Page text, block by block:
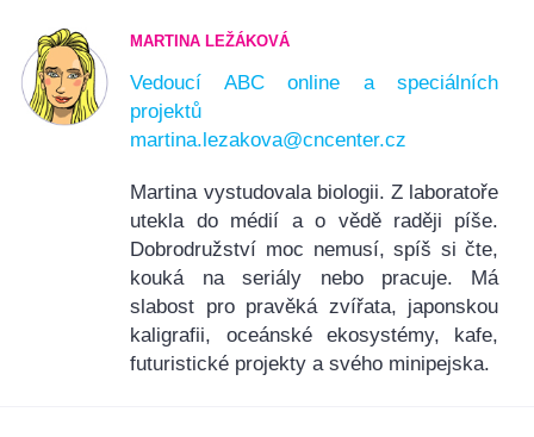
MARTINA LEŽÁKOVÁ
Vedoucí ABC online a speciálních
projektů
martina.lezakova@cncenter.cz
Martina vystudovala biologii. Z laboratoře
utekla do médií a o vědě raději píše.
Dobrodružství moc nemusí, spíš si čte,
kouká na seriály nebo pracuje. Má
slabost pro pravěká zvířata, japonskou
kaligrafii, oceánské ekosystémy, kafe,
futuristické projekty a svého minipejska.